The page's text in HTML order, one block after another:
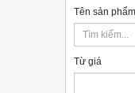
Tên sản phẩm
Từ giá